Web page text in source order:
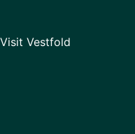
Visit Vestfold